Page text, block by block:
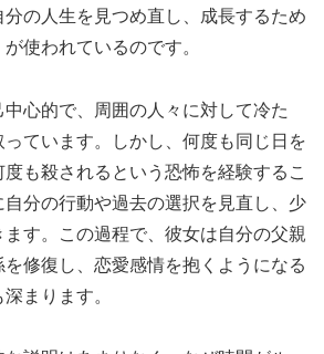
の人生を見つめ直し、成長するため
使われているのです。
心的で、周囲の人々に対して冷た
っています。しかし、何度も同じ日を
も殺されるという恐怖を経験するこ
自分の行動や過去の選択を見直し、少
ます。この過程で、彼女は自分の父親
修復し、恋愛感情を抱くようになる
まります。